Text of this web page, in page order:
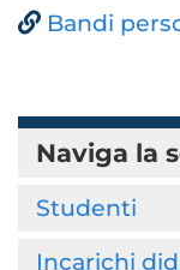
Bandi
Naviga la
Studenti
Incarichi